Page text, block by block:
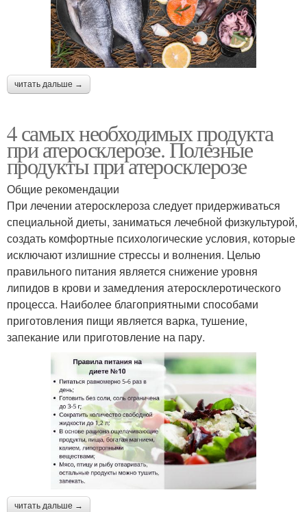
читать дальше →
4 самых необходимых продукта
при атеросклерозе. Полезные
продукты при атеросклерозе
Общие рекомендации
При лечении атеросклероза следует придерживаться
специальной диеты, заниматься лечебной физкультурой,
создать комфортные психологические условия, которые
исключают излишние стрессы и волнения. Целью
правильного питания является снижение уровня
липидов в крови и замедления атеросклеротического
процесса. Наиболее благоприятными способами
приготовления пищи является варка, тушение,
запекание или приготовление на пару.
читать дальше →